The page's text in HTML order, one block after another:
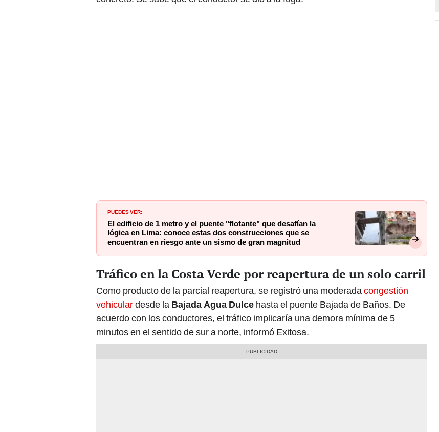
PUEDES VER:
El edificio de 1 metro y el puente "flotante" que desafían la
lógica en Lima: conoce estas dos construcciones que se
encuentran en riesgo ante un sismo de gran magnitud
Tráfico en la Costa Verde por reapertura de un solo carril
Como producto de la parcial reapertura, se registró una moderada congestión
vehiculardesde la Bajada Agua Dulce hasta el puente Bajada de Baños. De
acuerdo con los conductores, el tráfico implicaría una demora mínima de 5
minutos en el sentido de sur a norte, informó Exitosa.